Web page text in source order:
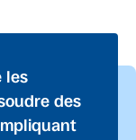
les
des